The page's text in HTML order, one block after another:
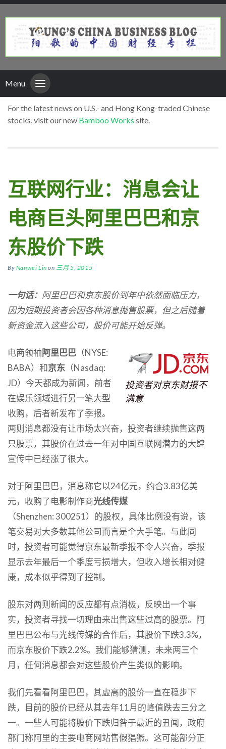
Menu
For the latest news on U.S.- and Hong Kong-traded Chinese
stocks, visit our new Bamboo Works site.
互联网行业：消息会让
电商巨头阿里巴巴和京
东股价下跌
By Nanwei Lin on 三月 5, 2015
一句话： 阿里巴巴和京东股价到年中依然面临压力，
因为短期投资者会因各种消息抛售股票，但之后随着
新资金流入这些公司，股价可能开始反弹。
投资者对京东财报不
满意
电商领袖阿里巴巴 （NYSE:
BABA）和京东 （Nasdaq:
JD）今天都成为新闻，前者
在娱乐领域进行另一笔大型
收购，后者新发布了季报。
两则消息都没有让市场太兴奋，投资者继续抛售这两
只股票，其股价在过去一年对中国互联网潜力的大肆
宣传中已经涨了很大。
对于阿里巴巴，消息称它以24亿元，约合3.83亿美
元，收购了电影制作商光线传媒
（Shenzhen: 300251）的股权，具体比例没有说，该
笔交易对大多数其他公司而言是个大手笔。与此同
时，投资者可能觉得京东最新季报不令人兴奋，季报
显示去年最后一个季度亏损增大，但收入增长相对健
康，成本似乎得到了控制。
股东对两则新闻的反应都有点消极，反映出一个事
实，投资者寻找一切理由来出售这些过高的股票。阿
里巴巴公布与光线传媒的合作后，其股价下跌3.3%，
而京东股价下跌2.2%。我们能够猜测，未来两三个
月，任何消息都会对这些股价产生类似的影响。
我们先看看阿里巴巴，其虚高的股价一直在稳步下
跌，目前的股价已经从其去年11月的峰值跌去三分之
一。一些人可能将股价下跌归咎于最近的丑闻，政府
部门称阿里的主要电商网站售假猖獗。这可能部分正